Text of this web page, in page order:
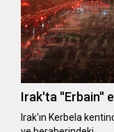
Irak'ta ''Erbain''
Irak'ın Kerbela